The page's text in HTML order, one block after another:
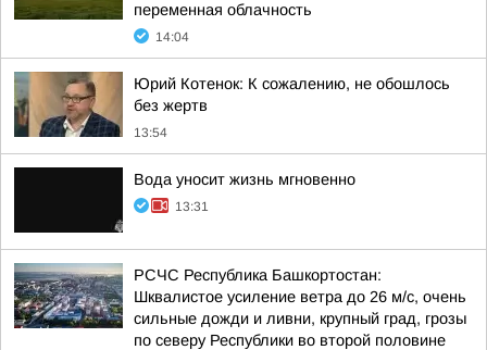
переменная облачность
14:04
Юрий Котенок: К сожалению, не обошлось
без жертв
13:54
Вода уносит жизнь мгновенно
13:31
РСЧС Республика Башкортостан:
Шквалистое усиление ветра до 26 м/с, очень
сильные дожди и ливни, крупный град, грозы
по северу Республики во второй половине